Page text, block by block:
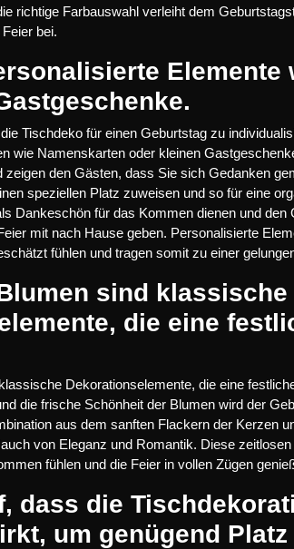
richtige Farbauswahl verleiht dem
bei.
Elemente
Tischdeko für einen Geburtstag zu
wie Namenskarten oder kleinen
zeigen den Gästen, dass Sie sich Gedanken
speziellen Platz zuweisen und so für eine
Dankeschön für das Kommen dienen und den
mit nach Hause geben. Personalisierte
fühlen und tragen somit zu einer
sind klassische
die eine
Dekorationselemente, die eine
die frische Schönheit der Blumen wird der
aus dem sanften Flackern der Kerzen
von Eleganz und Romantik. Diese
fühlen und die Feier in vollen Zügen
dass die
um genügend